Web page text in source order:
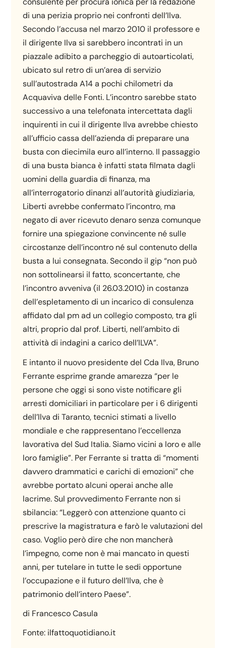
di una perizia proprio nei confronti dell’Ilva.
Secondo l’accusa nel marzo 2010 il professore e
il dirigente Ilva si sarebbero incontrati in un
piazzale adibito a parcheggio di autoarticolati,
ubicato sul retro di un’area di servizio
sull’autostrada A14 a pochi chilometri da
Acquaviva delle Fonti. L’incontro sarebbe stato
successivo a una telefonata intercettata dagli
inquirenti in cui il dirigente Ilva avrebbe chiesto
all’ufficio cassa dell’azienda di preparare una
busta con diecimila euro all’interno. Il passaggio
di una busta bianca è infatti stata filmata dagli
uomini della guardia di finanza, ma
all’interrogatorio dinanzi all’autorità giudiziaria,
Liberti avrebbe confermato l’incontro, ma
negato di aver ricevuto denaro senza comunque
fornire una spiegazione convincente né sulle
circostanze dell’incontro né sul contenuto della
busta a lui consegnata. Secondo il gip “non può
non sottolinearsi il fatto, sconcertante, che
l’incontro avveniva (il 26.03.2010) in costanza
dell’espletamento di un incarico di consulenza
affidato dal pm ad un collegio composto, tra gli
altri, proprio dal prof. Liberti, nell’ambito di
attività di indagini a carico dell’ILVA”.
E intanto il nuovo presidente del Cda Ilva, Bruno
Ferrante esprime grande amarezza “per le
persone che oggi si sono viste notificare gli
arresti domiciliari in particolare per i 6 dirigenti
dell’Ilva di Taranto, tecnici stimati a livello
mondiale e che rappresentano l’eccellenza
lavorativa del Sud Italia. Siamo vicini a loro e alle
loro famiglie”. Per Ferrante si tratta di “momenti
davvero drammatici e carichi di emozioni” che
avrebbe portato alcuni operai anche alle
lacrime. Sul provvedimento Ferrante non si
sbilancia: “Leggerò con attenzione quanto ci
prescrive la magistratura e farò le valutazioni del
caso. Voglio però dire che non mancherà
l’impegno, come non è mai mancato in questi
anni, per tutelare in tutte le sedi opportune
l’occupazione e il futuro dell’Ilva, che è
patrimonio dell’intero Paese”.
di Francesco Casula
Fonte: ilfattoquotidiano.it